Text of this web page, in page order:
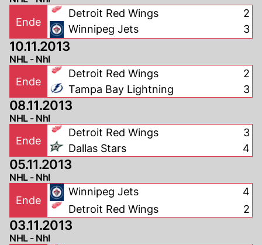
Ende
Detroit Red Wings
Winnipeg Jets
2
3
10.11.2013
NHL - Nhl
Ende
Detroit Red Wings
Tampa Bay Lightning
2
3
08.11.2013
NHL - Nhl
Ende
Detroit Red Wings
Dallas Stars
3
4
05.11.2013
NHL - Nhl
Ende
Winnipeg Jets
Detroit Red Wings
4
2
03.11.2013
NHL - Nhl